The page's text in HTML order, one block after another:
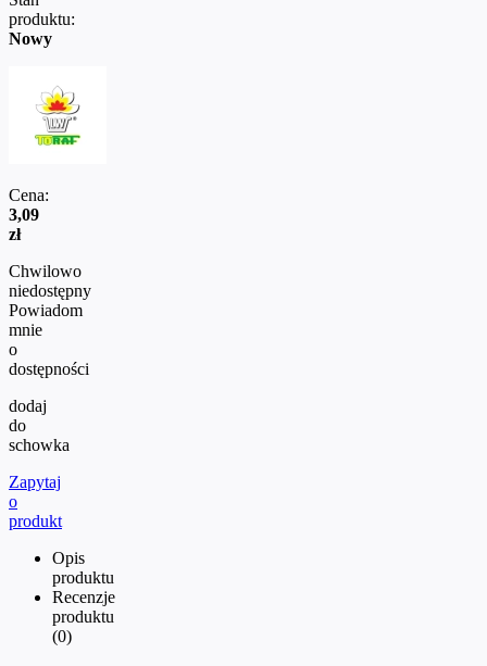
produktu:
Nowy
Cena:
3,09
zł
Chwilowo
niedostępny
Powiadom
mnie
o
dostępności
dodaj
do
schowka
Zapytaj
o
produkt
Opis
produktu
Recenzje
produktu
(0)